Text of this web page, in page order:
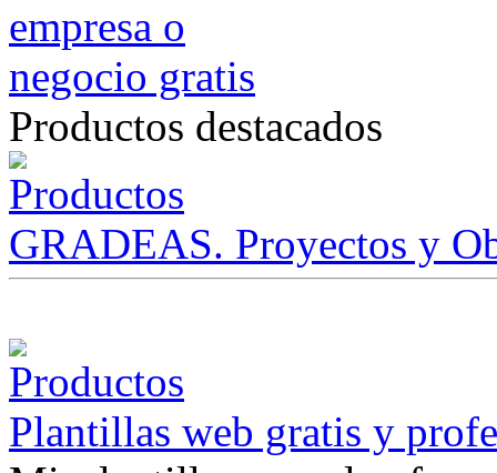
Productos destacados
GRADEAS. Proyectos y
Plantillas web gratis y